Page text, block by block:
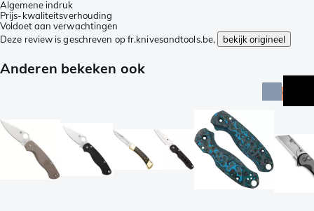
Algemene indruk
Prijs-kwaliteitsverhouding
Voldoet aan verwachtingen
Deze review is geschreven op fr.knivesandtools.be,
bekijk origineel
Anderen bekeken ook
actie